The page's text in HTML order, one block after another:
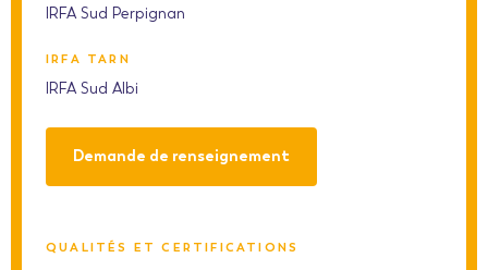
IRFA Sud Perpignan
IRFA TARN
IRFA Sud Albi
Demande de renseignement
QUALITÉS ET CERTIFICATIONS